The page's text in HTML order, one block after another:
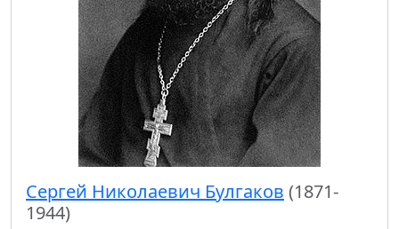
Сергей Николаевич Булгаков (1871-
1944)